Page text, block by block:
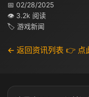
📅 02/28/2025
👁 3.2k 阅读
🏷 游戏新闻
← 返回资讯列表 👉 点